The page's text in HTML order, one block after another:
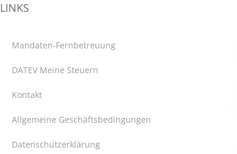
LINKS
Mandaten-Fernbetreuung
DATEV Meine Steuern
Kontakt
Allgemeine Geschäftsbedingungen
Datenschutzerklärung